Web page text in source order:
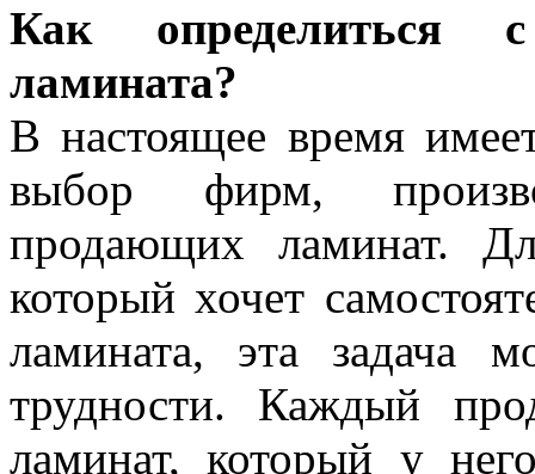
Как определиться
ламината?
В настоящее время
выбор фирм,
продающих ламинат.
который хочет
ламината, эта задача
трудности. Каждый
ламинат, который у